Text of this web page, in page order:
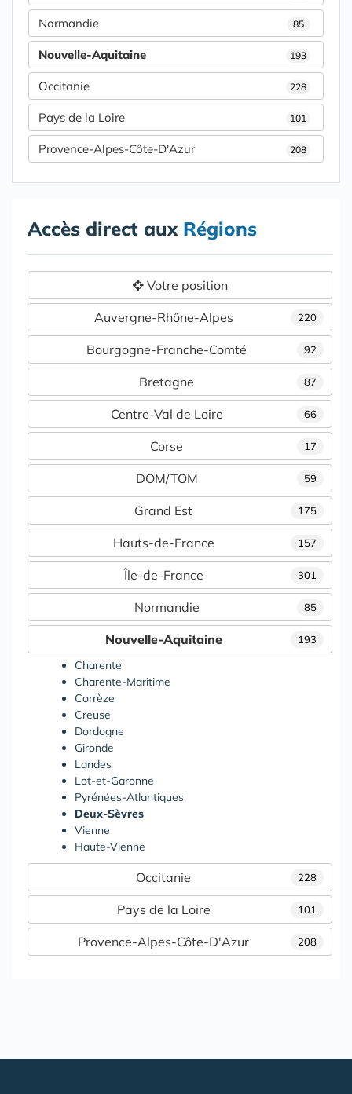
Normandie 85
Nouvelle-Aquitaine 193
Occitanie 228
Pays de la Loire 101
Provence-Alpes-Côte-D'Azur 208
Accès direct aux Régions
Votre position
220
Auvergne-Rhône-Alpes
92
Bourgogne-Franche-Comté
87
Bretagne
66
Centre-Val de Loire
17
Corse
59
DOM/TOM
175
Grand Est
157
Hauts-de-France
301
Île-de-France
85
Normandie
193
Nouvelle-Aquitaine
Charente
Charente-Maritime
Corrèze
Creuse
Dordogne
Gironde
Landes
Lot-et-Garonne
Pyrénées-Atlantiques
Deux-Sèvres
Vienne
Haute-Vienne
228
Occitanie
101
Pays de la Loire
208
Provence-Alpes-Côte-D'Azur